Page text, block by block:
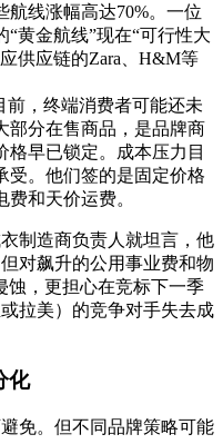
航线涨幅高达70%。一位
黄金航线”现在“可行性大
供应链的Zara、H&M等
前，终端消费者可能还未
部分在售商品，是品牌商
格早已锁定。成本压力目
受。他们签的是固定价格
和天价运费。
制造商负责人就坦言，他
对飙升的公用事业费和物
蚀，更担心在竞标下一季
拉美）的竞争对手失去成
化
免。但不同品牌策略可能